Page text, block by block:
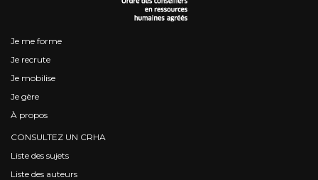
Je me forme
Je recrute
Je mobilise
Je gère
À propos
CONSULTEZ UN CRHA
Liste des sujets
Liste des auteurs